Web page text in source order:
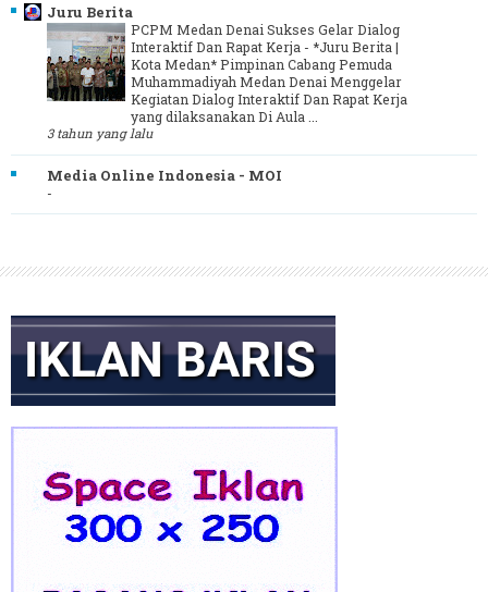
Juru Berita
PCPM Medan Denai Sukses Gelar Dialog
Interaktif Dan Rapat Kerja - *Juru Berita |
Kota Medan* Pimpinan Cabang Pemuda
Muhammadiyah Medan Denai Menggelar
Kegiatan Dialog Interaktif Dan Rapat Kerja
yang dilaksanakan Di Aula ...
3 tahun yang lalu
Media Online Indonesia - MOI
-